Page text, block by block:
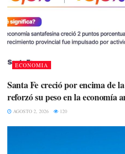
ECONOMIA
Santa Fe creció por encima de
reforzó su peso en la economía
AGOSTO 2, 2026 120